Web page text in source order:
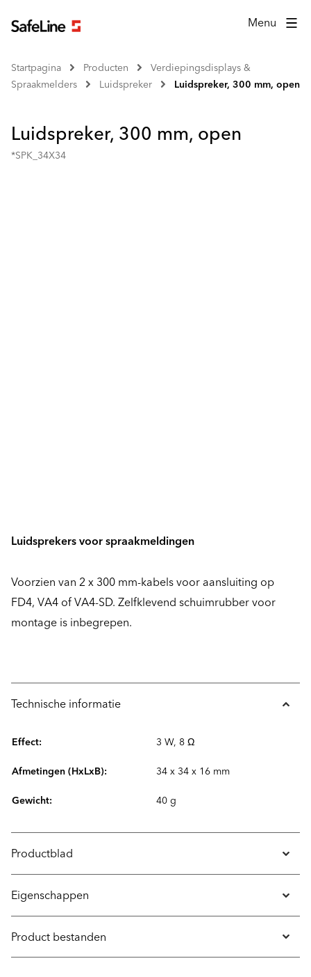
Menu
Startpagina Producten
Verdiepingsdisplays &
Spraakmelders
Luidspreker Luidspreker, 300 mm, open
Luidspreker, 300 mm, open
*SPK_34X34
Luidsprekers voor spraakmeldingen
Voorzien van 2 x 300 mm-kabels voor aansluiting op
FD4, VA4 of VA4-SD. Zelfklevend schuimrubber voor
montage is inbegrepen.
Technische informatie
Effect: 3 W, 8 Ω
Afmetingen (HxLxB): 34 x 34 x 16 mm
Gewicht: 40 g
Productblad
Eigenschappen
Product bestanden